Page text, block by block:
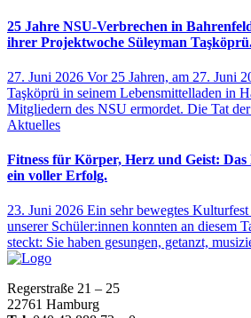
25 Jahre NSU-Verbrechen in
ihrer Projektwoche Süleyman
27. Juni 2026 Vor 25 Jahren, am 27. Juni
Taşköprü in seinem Lebensmittelladen in
Mitgliedern des NSU ermordet. Die Tat
Aktuelles
Fitness für Körper, Herz und Geist:
ein voller Erfolg.
23. Juni 2026 Ein sehr bewegtes
unserer Schüler:innen konnten an diesem
steckt: Sie haben gesungen, getanzt,
Regerstraße 21 – 25
22761 Hamburg